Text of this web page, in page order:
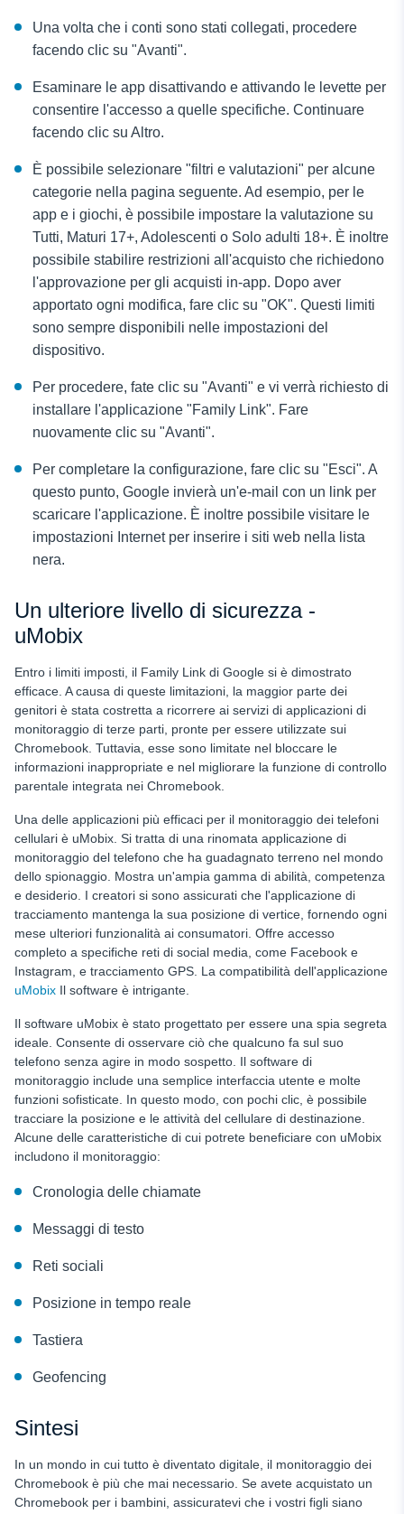
Una volta che i conti sono stati collegati, procedere
facendo clic su "Avanti".
Esaminare le app disattivando e attivando le levette per
consentire l'accesso a quelle specifiche. Continuare
facendo clic su Altro.
È possibile selezionare "filtri e valutazioni" per alcune
categorie nella pagina seguente. Ad esempio, per le
app e i giochi, è possibile impostare la valutazione su
Tutti, Maturi 17+, Adolescenti o Solo adulti 18+. È inoltre
possibile stabilire restrizioni all'acquisto che richiedono
l'approvazione per gli acquisti in-app. Dopo aver
apportato ogni modifica, fare clic su "OK". Questi limiti
sono sempre disponibili nelle impostazioni del
dispositivo.
Per procedere, fate clic su "Avanti" e vi verrà richiesto di
installare l'applicazione "Family Link". Fare
nuovamente clic su "Avanti".
Per completare la configurazione, fare clic su "Esci". A
questo punto, Google invierà un'e-mail con un link per
scaricare l'applicazione. È inoltre possibile visitare le
impostazioni Internet per inserire i siti web nella lista
nera.
Un ulteriore livello di sicurezza -
uMobix
Entro i limiti imposti, il Family Link di Google si è dimostrato
efficace. A causa di queste limitazioni, la maggior parte dei
genitori è stata costretta a ricorrere ai servizi di applicazioni di
monitoraggio di terze parti, pronte per essere utilizzate sui
Chromebook. Tuttavia, esse sono limitate nel bloccare le
informazioni inappropriate e nel migliorare la funzione di controllo
parentale integrata nei Chromebook.
Una delle applicazioni più efficaci per il monitoraggio dei telefoni
cellulari è uMobix. Si tratta di una rinomata applicazione di
monitoraggio del telefono che ha guadagnato terreno nel mondo
dello spionaggio. Mostra un'ampia gamma di abilità, competenza
e desiderio. I creatori si sono assicurati che l'applicazione di
tracciamento mantenga la sua posizione di vertice, fornendo ogni
mese ulteriori funzionalità ai consumatori. Offre accesso
completo a specifiche reti di social media, come Facebook e
Instagram, e tracciamento GPS. La compatibilità dell'applicazione
uMobix Il software è intrigante.
Il software uMobix è stato progettato per essere una spia segreta
ideale. Consente di osservare ciò che qualcuno fa sul suo
telefono senza agire in modo sospetto. Il software di
monitoraggio include una semplice interfaccia utente e molte
funzioni sofisticate. In questo modo, con pochi clic, è possibile
tracciare la posizione e le attività del cellulare di destinazione.
Alcune delle caratteristiche di cui potrete beneficiare con uMobix
includono il monitoraggio:
Cronologia delle chiamate
Messaggi di testo
Reti sociali
Posizione in tempo reale
Tastiera
Geofencing
Sintesi
In un mondo in cui tutto è diventato digitale, il monitoraggio dei
Chromebook è più che mai necessario. Se avete acquistato un
Chromebook per i bambini, assicuratevi che i vostri figli siano